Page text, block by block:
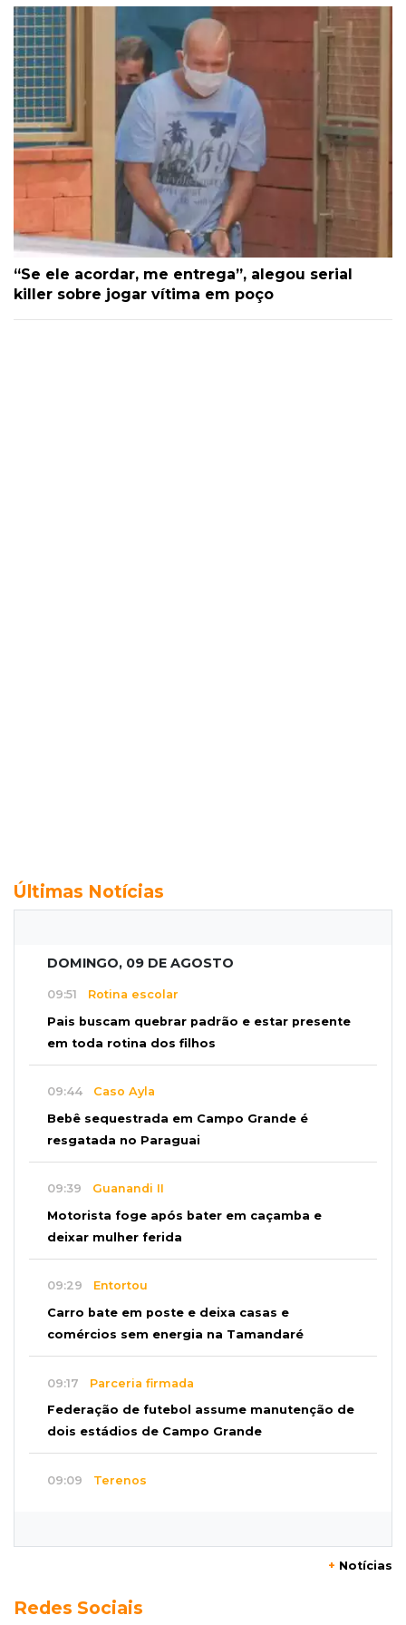
“Se ele acordar, me entrega”, alegou serial
killer sobre jogar vítima em poço
Últimas Notícias
DOMINGO, 09 DE AGOSTO
09:51 Rotina escolar
Pais buscam quebrar padrão e estar presente
em toda rotina dos filhos
09:44 Caso Ayla
Bebê sequestrada em Campo Grande é
resgatada no Paraguai
09:39 Guanandi II
Motorista foge após bater em caçamba e
deixar mulher ferida
09:29 Entortou
Carro bate em poste e deixa casas e
comércios sem energia na Tamandaré
09:17 Parceria firmada
Federação de futebol assume manutenção de
dois estádios de Campo Grande
09:09 Terenos
Discussão termina com homem morto a socos
+ Notícias
Redes Sociais